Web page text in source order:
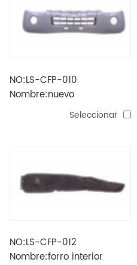
NO:LS-CFP-010
Nombre:nuevo
parachoques delantero
Seleccionar
NO:LS-CFP-012
Nombre:forro interior